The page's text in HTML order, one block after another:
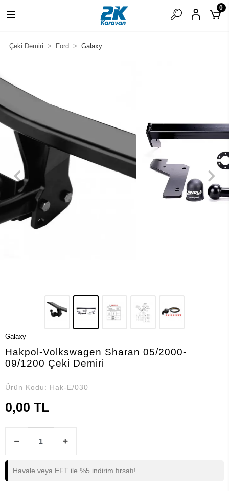
0
Çeki Demiri Ford Galaxy
Galaxy
Hakpol-Volkswagen Sharan 05/2000-
09/1200 Çeki Demiri
Ürün Kodu: Hak-E/030
0,00 TL
Havale veya EFT ile %5 indirim fırsatı!